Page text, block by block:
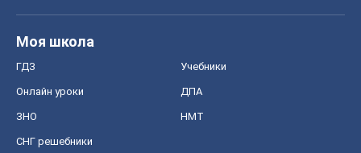
Моя школа
ГДЗ Учебники
Онлайн уроки ДПА
ЗНО НМТ
СНГ решебники